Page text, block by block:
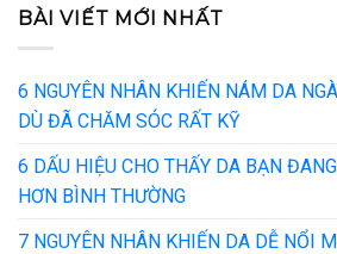
BÀI VIẾT MỚI NHẤT
6 NGUYÊN NHÂN KHIẾN NÁM DA
DÙ ĐÃ CHĂM SÓC RẤT KỸ
6 DẤU HIỆU CHO THẤY DA BẠN
HƠN BÌNH THƯỜNG
7 NGUYÊN NHÂN KHIẾN DA DỄ NỔI